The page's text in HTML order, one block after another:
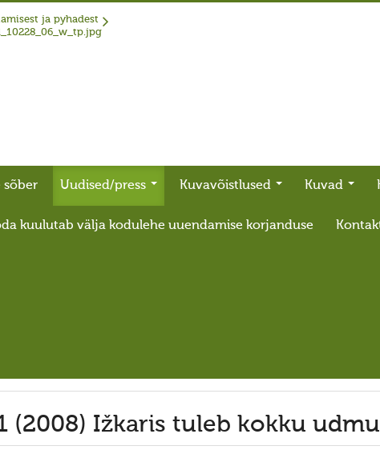
ja pyhadest
sõber Uudised/press Kuvavõistlused Kuvad
kuulutab välja kodulehe uuendamise korjanduse
(2008) Ižkaris tuleb kokku